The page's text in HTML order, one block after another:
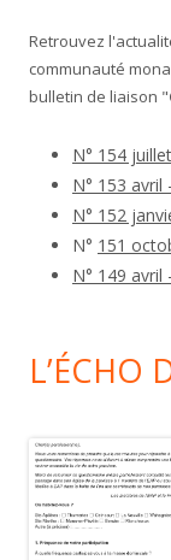
Retrouvez
communauté
bulletin de liaison "
N° 154
N° 153 avril
N° 152
N° 151
N° 149 avril
L’ÉCHO